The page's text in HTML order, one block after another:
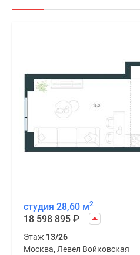
студия 28,60 м2
18 598 895 ₽
Этаж 13/26
Москва, Левел Войковская